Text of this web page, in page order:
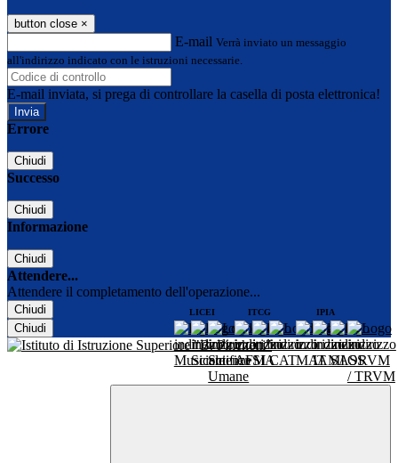
button close ×
E-mail Verrà inviato un messaggio
all'indirizzo indicato con le istruzioni necessarie.
E-mail inviata, si prega di controllare la casella di posta elettronica!
Errore
Chiudi
Successo
Chiudi
Informazione
Chiudi
Attendere...
Attendere il completamento dell'operazione...
Chiudi
Chiudi
LICEI ITCG IPIA